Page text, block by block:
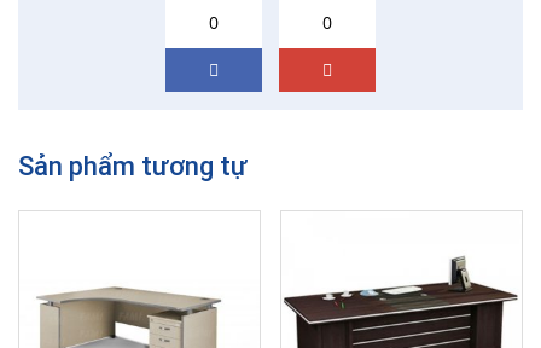
0 0
Sản phẩm tương tự